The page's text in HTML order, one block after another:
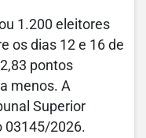
1.200 eleitores
os dias 12 e 16 de
pontos
menos. A
Superior
03145/2026.